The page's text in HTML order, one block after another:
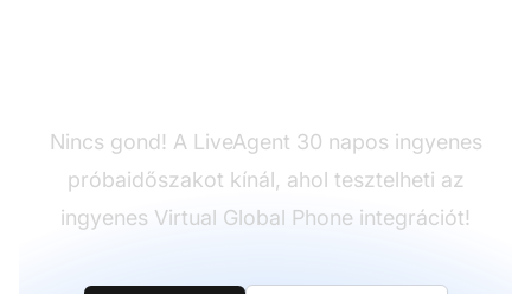
Nincs gond! A LiveAgent 30 napos ingyenes
próbaidőszakot kínál, ahol tesztelheti az
ingyenes Virtual Global Phone integrációt!